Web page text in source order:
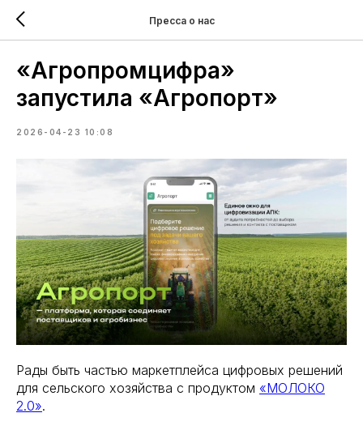
Пресса о нас
«Агропромцифра»
запустила «Агропорт»
2026-04-23 10:08
Рады быть частью маркетплейса цифровых решений
для сельского хозяйства с продуктом «МОЛОКО
2.0».